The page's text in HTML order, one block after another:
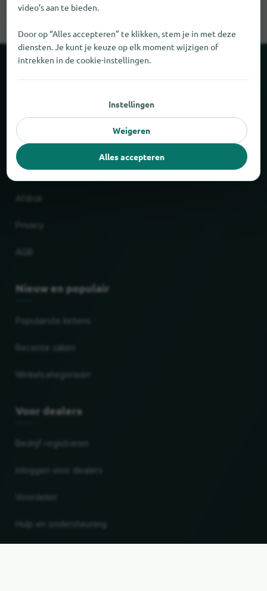
Partner
Wettelijk
Nieuw en populair
Populairste ketens
Voor dealers
video’s aan te bieden.
Door op “Alles accepteren” te klikken, stem je in met deze
diensten. Je kunt je keuze op elk moment wijzigen of
intrekken in de cookie-instellingen.
Instellingen
Weigeren
Alles accepteren